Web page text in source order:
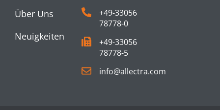
Über Uns
Neuigkeiten
+49-33056
78778-0
+49-33056
78778-5
info@allectra.com